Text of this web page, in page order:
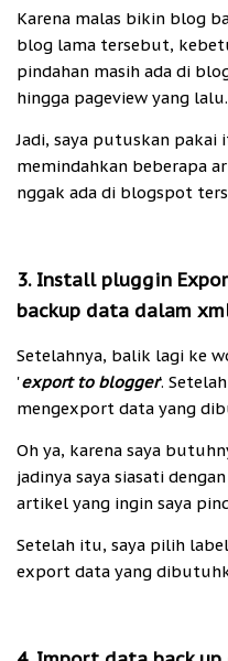
Karena malas bikin blog
blog lama tersebut,
pindahan masih ada di
hingga pageview yang lalu.
Jadi, saya putuskan pakai
memindahkan beberapa
nggak ada di blogspot
3. Install pluggin
backup data dalam
Setelahnya, balik lagi ke
'export to blogger'.
mengexport data yang
Oh ya, karena saya
jadinya saya siasati
artikel yang ingin saya
Setelah itu, saya pilih
export data yang